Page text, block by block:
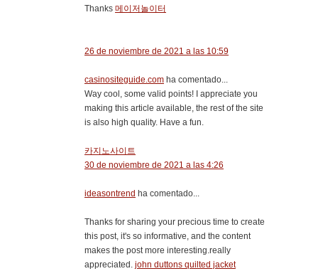
Thanks 메이저놀이터
26 de noviembre de 2021 a las 10:59
casinositeguide.com ha comentado...
Way cool, some valid points! I appreciate you
making this article available, the rest of the site
is also high quality. Have a fun.
카지노사이트
30 de noviembre de 2021 a las 4:26
ideasontrend ha comentado...
Thanks for sharing your precious time to create
this post, it's so informative, and the content
makes the post more interesting.really
appreciated. john duttons quilted jacket